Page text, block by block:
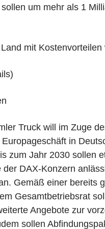
um mehr als 1
mit Kostenvorteilen
Truck will im Zuge
in
zum Jahr 2030 sollen
DAX-Konzern
Gemäß einer bereits
Gesamtbetriebsrat
Angebote zur
sollen